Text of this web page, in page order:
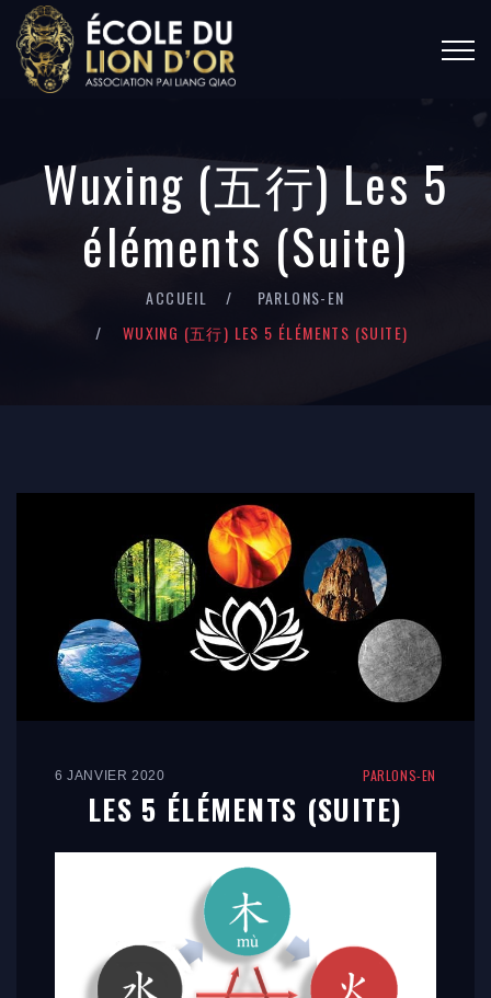
Wuxing (五行) Les 5
éléments (Suite)
ACCUEIL
PARLONS-EN
WUXING (五行) LES 5 ÉLÉMENTS (SUITE)
6 JANVIER 2020 PARLONS-EN
LES 5 ÉLÉMENTS (SUITE)